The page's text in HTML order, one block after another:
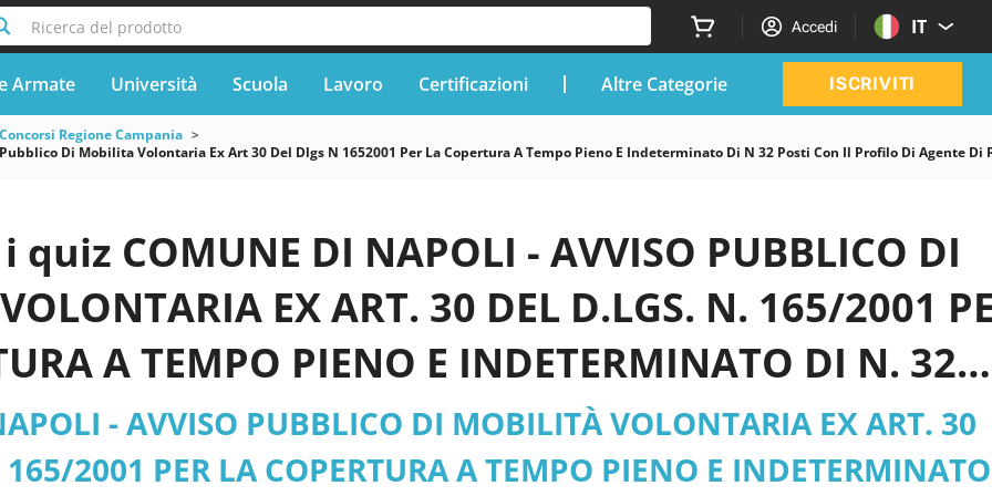
Ricerca del prodotto Accedi IT
Armate Università Scuola Lavoro Certificazioni Altre Categorie ISCRIVITI
Concorsi Regione Campania
Di Mobilita Volontaria Ex Art 30 Del Dlgs N 1652001 Per La Copertura A Tempo Pieno E Indeterminato Di N 32 Posti Con Il Profilo Di Agente
COMUNE DI NAPOLI - AVVISO PUBBLICO DI
EX ART. 30 DEL D.LGS. N. 165/2001
A TEMPO PIENO E INDETERMINATO DI N. 32
IL PROFILO DI AGENTE DI POLIZIA MUNICIPALE
ISTRUTTORI - Campania - Comune di Napoli pdf
- AVVISO PUBBLICO DI MOBILITÀ VOLONTARIA EX ART. 30
2001 PER LA COPERTURA A TEMPO PIENO E